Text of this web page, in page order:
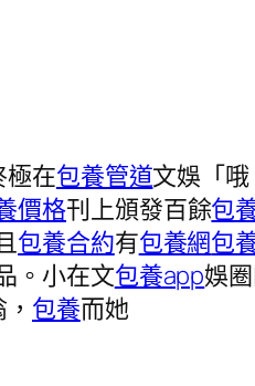
極在包養管道文娛「
價格刊上頒發百餘包
包養合約有包養網包
。小在文包養app娛
包養而她